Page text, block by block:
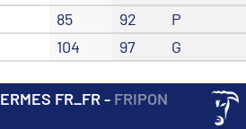
85 92
P
104 97 G
FR_FR - FRIPON